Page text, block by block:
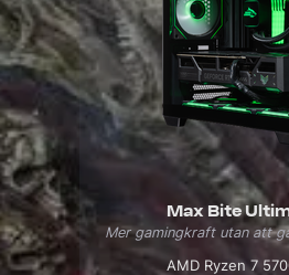
Max Bite
Mer gamingkraft utan att
AMD Ryzen 7